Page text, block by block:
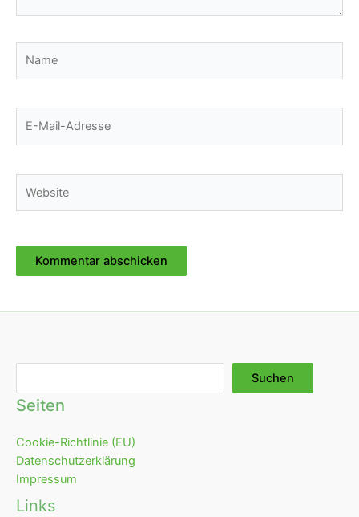
Mail-
Suchen
Seiten
Cookie-Richtlinie (EU)
Datenschutzerklärung
Impressum
Links